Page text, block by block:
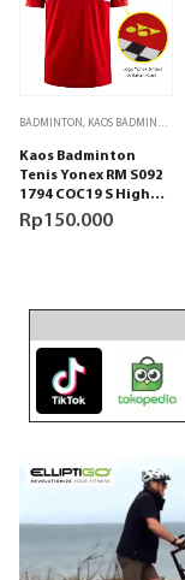
ini
memiliki
beberapa
Pilihan
diambil
halaman
produk
BADMINTON KAOS BADMINTON
Kaos Badminton
Tenis Yonex RM S092
1794 COC19 S High
Risk Red
Rp150.000